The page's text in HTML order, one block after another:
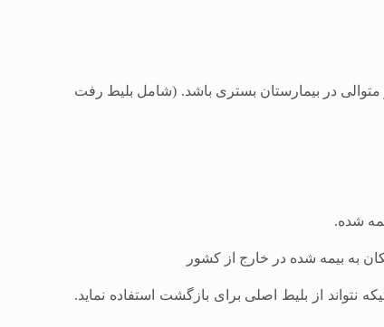
رفت و برگشت یک نفر به درخواست بیمه شده از ایران به محل بستری در صورتیکه بیمه شده بیش از 10 روز متوالی در بیمارستان بستری باشد. (شامل بلیط رفت
به بیمه شده در خارج از کشور
از بلیط اصلی برای بازگشت استفاده نماید.